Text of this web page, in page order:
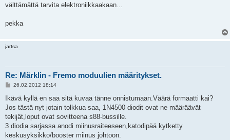
välttämättä tarvita elektroniikkaakaan...
pekka
jartsa
Re: Märklin - Fremo moduulien määritykset.
V
e
t
i
26.02.2012 18:14
Ikävä kyllä en saa sitä kuvaa tänne onnistumaan.Väärä formaatti kai?
Jos tästä nyt jotain tolkkua saa, 1N4500 diodit ovat ne määräävät
tekijät,loput ovat sovitteena s88-bussille.
3 diodia sarjassa anodi miinusraiteeseen,katodipää kytketty
keskusyksikko/booster miinus johtoon.